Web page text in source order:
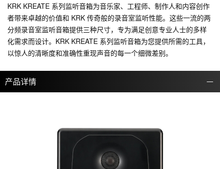
KRK KREATE 系列监听音箱为音乐家、工程师、制作人和内容创作
者带来卓越的价值和 KRK 传奇般的录音室监听性能。这些一流的两
分频录音室监听音箱提供三种尺寸，专为满足创意专业人士的多样
化需求而设计。KRK KREATE 系列监听音箱为您提供所需的工具，
以惊人的清晰度和准确性重现声音的每一个细微差别。
产品详情